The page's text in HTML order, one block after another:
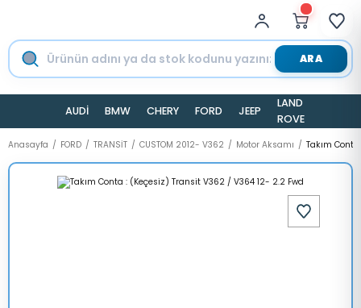
ARA
AUDİ BMW CHERY FORD JEEP
LAND
ROVER
Anasayfa FORD TRANSİT CUSTOM 2012- V362 Motor Aksamı Takım